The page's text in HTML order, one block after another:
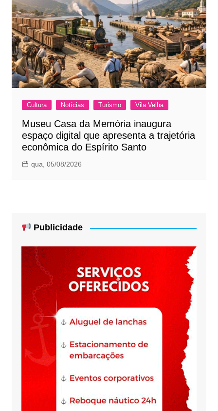
Cultura Notícias Turismo Vila Velha
Museu Casa da Memória inaugura
espaço digital que apresenta a trajetória
econômica do Espírito Santo
qua, 05/08/2026
Publicidade